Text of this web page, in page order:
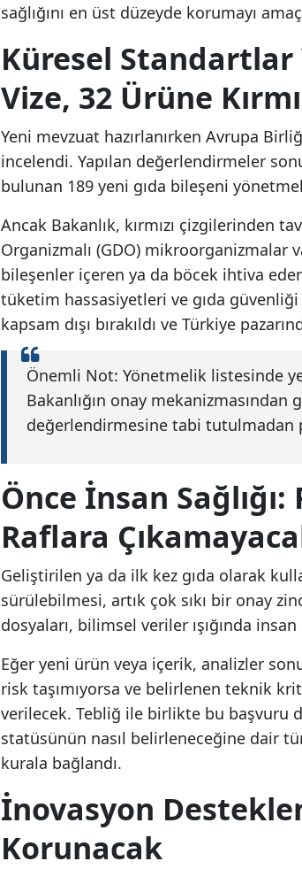
sağlığını en üst düzeyde korumayı
Küresel Standartlar
Vize, 32 Ürüne
Yeni mevzuat hazırlanırken Avrupa
incelendi. Yapılan değerlendirmeler
bulunan 189 yeni gıda bileşeni
Ancak Bakanlık, kırmızı çizgilerinden
Organizmalı (GDO) mikroorganizmalar
bileşenler içeren ya da böcek ihtiva
tüketim hassasiyetleri ve gıda
kapsam dışı bırakıldı ve Türkiye
Önemli Not: Yönetmelik listesinde
Bakanlığın onay mekanizmasından
değerlendirmesine tabi tutulmadan
Önce İnsan
Raflara
Geliştirilen ya da ilk kez gıda olarak
sürülebilmesi, artık çok sıkı bir onay
dosyaları, bilimsel veriler ışığında
Eğer yeni ürün veya içerik, analizler
risk taşımıyorsa ve belirlenen teknik
verilecek. Tebliğ ile birlikte bu başvuru
statüsünün nasıl belirleneceğine dair
kurala bağlandı.
İnovasyon
Korunacak